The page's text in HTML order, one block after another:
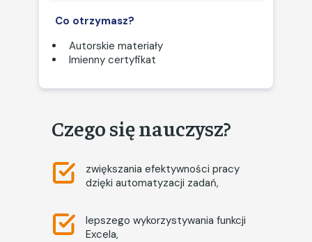
Co otrzymasz?
Autorskie materiały
Imienny certyfikat
Czego się nauczysz?
zwiększania efektywności pracy
dzięki automatyzacji zadań,
lepszego wykorzystywania funkcji
Excela,